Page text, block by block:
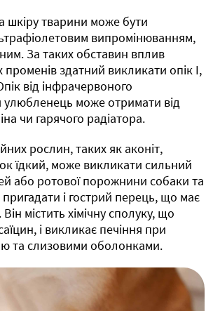
шкіру тварини може бути
випромінюванням,
За таких обставин вплив
здатний викликати опік І,
від інфрачервоного
може отримати від
чи гарячого радіатора.
рослин, таких як аконіт,
їдкий, може викликати сильний
або ротової порожнини собаки та
і гострий перець, що має
містить хімічну сполуку, що
і викликає печіння при
та слизовими оболонками.